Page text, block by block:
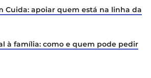
Cuida: apoiar quem está na linha da
à família: como e quem pode pedir